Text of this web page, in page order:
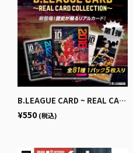
B.LEAGUE CARD ~ REAL CARD COLLECTION~＜10th ANNIVERSARY パック＞
¥550 (税込)